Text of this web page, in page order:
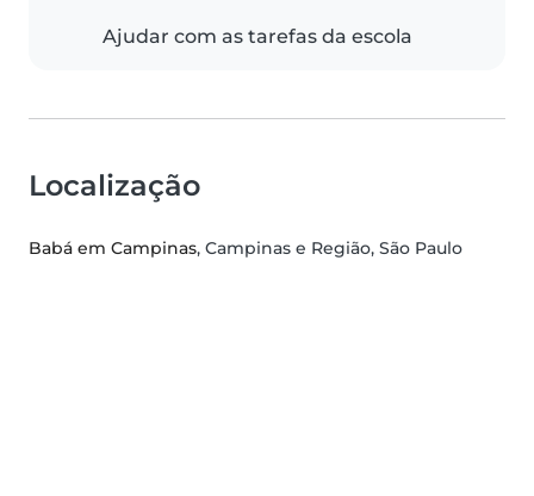
Ajudar com as tarefas da escola
Localização
Babá em Campinas, Campinas e Região, São Paulo